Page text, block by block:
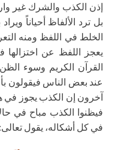
إذن الكذب والشرك غير
بل ترد الألفاظ أحياناً
الخلط في اللفظ ومنه
يعجز اللفظ عن اختزالها
القرآن الكريم وسوء
عند بعض الناس فيقولون
آخرون إن الكذب يجوز في
فيظنوا الكذب مباح في
في كل أشكاله، يقول تعالى: